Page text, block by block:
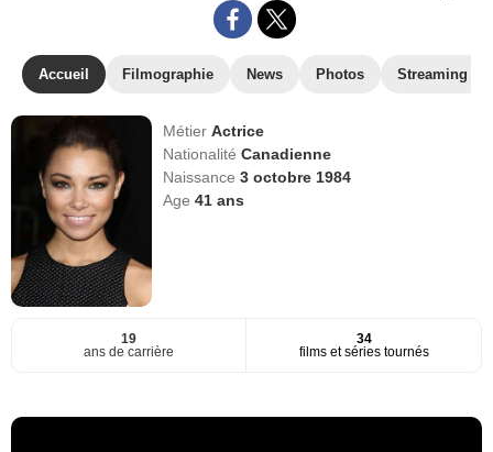
Accueil Filmographie News Photos Streaming
MétierActrice
NationalitéCanadienne
Naissance3 octobre 1984
Age41 ans
19
ans de carrière
34
films et séries tournés